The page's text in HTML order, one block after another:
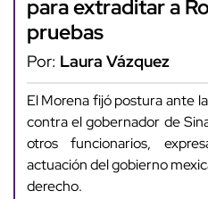
para extraditar a
pruebas
Por: Laura Vázquez
El Morena fijó postura ante
contra el gobernador de
otros funcionarios,
actuación del gobierno
derecho.